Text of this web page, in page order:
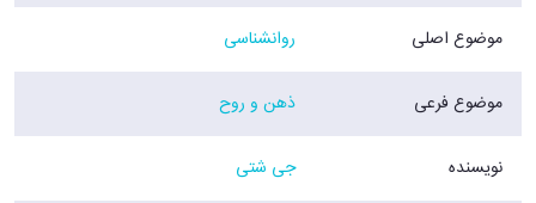
موضوع اصلی روانشناسی
موضوع فرعی ذهن و روح
نویسنده جی شتی